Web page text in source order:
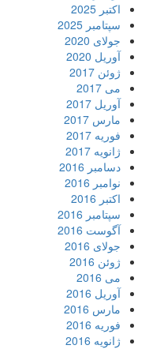
اکتبر 2025
سپتامبر 2025
جولای 2020
آوریل 2020
ژوئن 2017
می 2017
آوریل 2017
مارس 2017
فوریه 2017
ژانویه 2017
دسامبر 2016
نوامبر 2016
اکتبر 2016
سپتامبر 2016
آگوست 2016
جولای 2016
ژوئن 2016
می 2016
آوریل 2016
مارس 2016
فوریه 2016
ژانویه 2016